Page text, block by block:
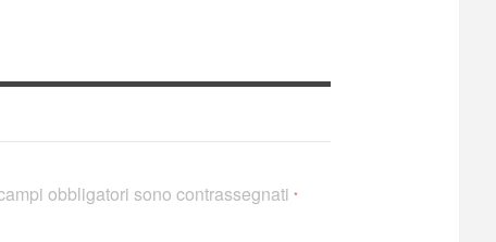
obbligatori sono contrassegnati*